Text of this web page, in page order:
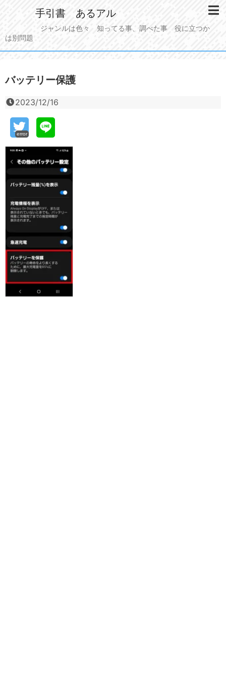
手引書 あるアル
ジャンルは色々 知ってる事、調べた事 役に立つか
は別問題
バッテリー保護
2023/12/16
error